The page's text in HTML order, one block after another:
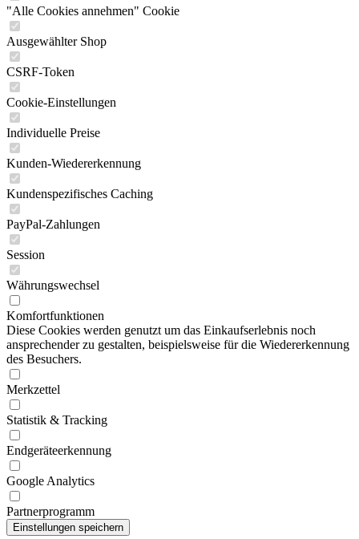
"Alle Cookies annehmen" Cookie
Ausgewählter Shop
CSRF-Token
Cookie-Einstellungen
Individuelle Preise
Kunden-Wiedererkennung
Kundenspezifisches Caching
PayPal-Zahlungen
Session
Währungswechsel
Komfortfunktionen
Diese Cookies werden genutzt um das Einkaufserlebnis noch
ansprechender zu gestalten, beispielsweise für die Wiedererkennung
des Besuchers.
Merkzettel
Statistik & Tracking
Endgeräteerkennung
Google Analytics
Partnerprogramm